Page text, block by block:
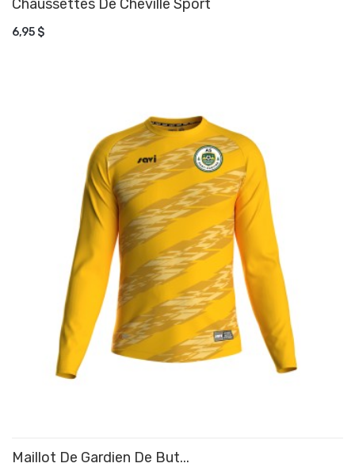
Chaussettes De Cheville Sport
6,95 $
Maillot De Gardien De But...